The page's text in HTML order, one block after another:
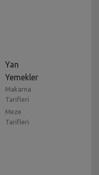
Yan
Yemekler
Makarna
Tarifleri
Meze
Tarifleri